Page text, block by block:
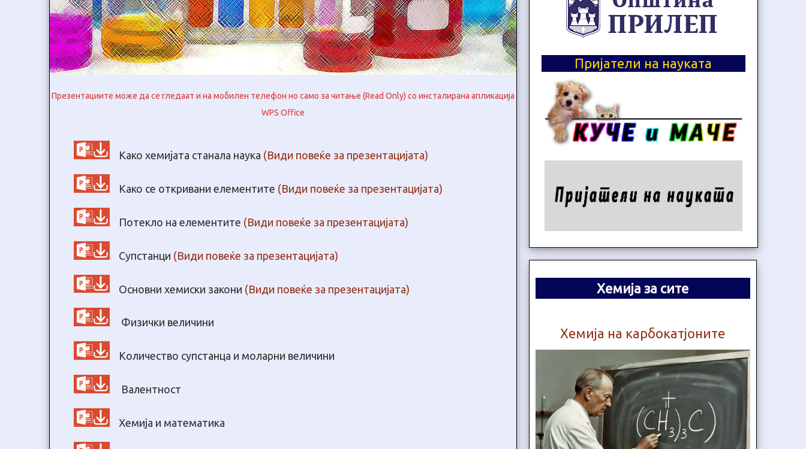
Презентациите може да се гледаат и на мобилен телефон но само за читање (Read Only) со инсталирана апликација
WPS Office
Како хемијата станала наука (Види повеќе за презентацијата)
Како се откривани елементите (Види повеќе за презентацијата)
Потекло на елементите (Види повеќе за презентацијата)
Супстанци (Види повеќе за презентацијата)
Основни хемиски закони (Види повеќе за презентацијата)
Физички величини
Количество супстанца и моларни величини
Валентност
Хемија и математика
Пријатели на науката
Хемија за сите
Хемија на карбокатјоните